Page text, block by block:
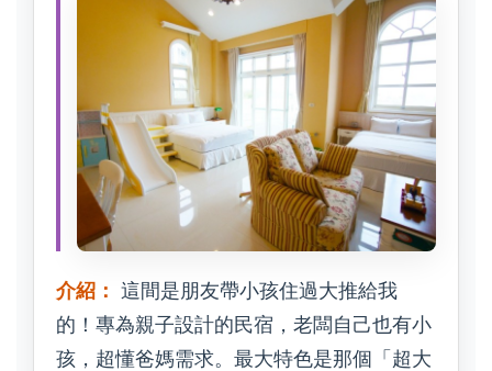
介紹： 這間是朋友帶小孩住過大推給我
的！專為親子設計的民宿，老闆自己也有小
孩，超懂爸媽需求。最大特色是那個「超大